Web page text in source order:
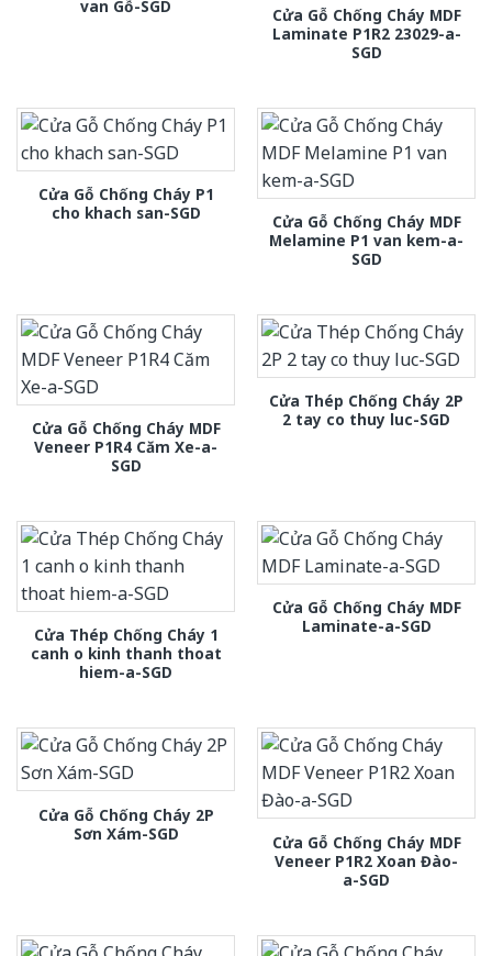
van Gỗ-SGD
Cửa Gỗ Chống Cháy MDF
Laminate P1R2 23029-a-
SGD
Cửa Gỗ Chống Cháy P1
cho khach san-SGD
Cửa Gỗ Chống Cháy MDF
Melamine P1 van kem-a-
SGD
Cửa Gỗ Chống Cháy MDF
Veneer P1R4 Căm Xe-a-
SGD
Cửa Thép Chống Cháy 2P
2 tay co thuy luc-SGD
Cửa Thép Chống Cháy 1
canh o kinh thanh thoat
hiem-a-SGD
Cửa Gỗ Chống Cháy MDF
Laminate-a-SGD
Cửa Gỗ Chống Cháy 2P
Sơn Xám-SGD
Cửa Gỗ Chống Cháy MDF
Veneer P1R2 Xoan Đào-
a-SGD